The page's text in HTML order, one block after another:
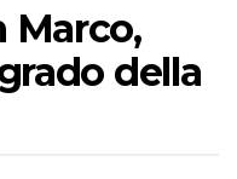
Marco,
della